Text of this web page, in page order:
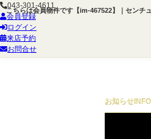
こちらは会員物件です【im-467522】｜センチ
043-301-4611
会員登録
ログイン
来店予約
お問合せ
お知らせ INFO